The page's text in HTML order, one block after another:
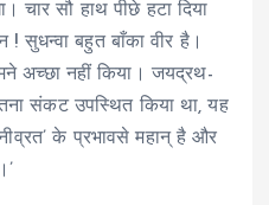
चार सौ हाथ पीछे हटा दिया
! सुधन्वा बहुत बाँका वीर है।
अच्छा नहीं किया। जयद्रथ-
संकट उपस्थित किया था, यह
के प्रभावसे महान् है और